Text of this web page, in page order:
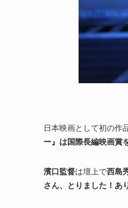
日本映画として初の作
ー』は国際長編映画賞
濱口監督は壇上で西島
さん、とりました！あ